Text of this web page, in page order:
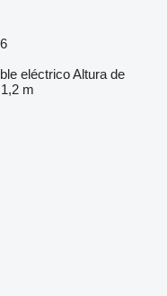
eléctricoAltura de
1,2 m